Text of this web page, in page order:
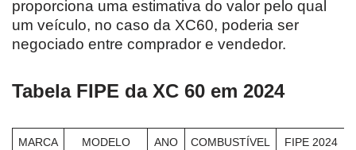
proporciona uma estimativa do valor pelo qual
um veículo, no caso da XC60, poderia ser
negociado entre comprador e vendedor.
Tabela FIPE da XC 60 em 2024
MARCA MODELO ANO COMBUSTÍVEL FIPE 2024